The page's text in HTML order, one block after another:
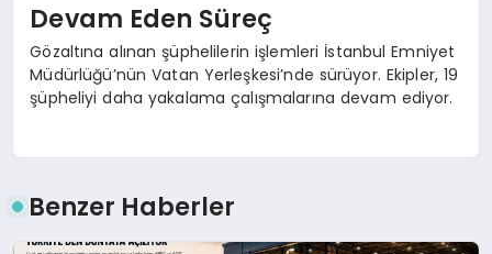
Devam Eden Süreç
Gözaltına alınan şüphelilerin işlemleri İstanbul Emniyet
Müdürlüğü’nün Vatan Yerleşkesi’nde sürüyor. Ekipler, 19
şüpheliyi daha yakalama çalışmalarına devam ediyor.
Benzer Haberler